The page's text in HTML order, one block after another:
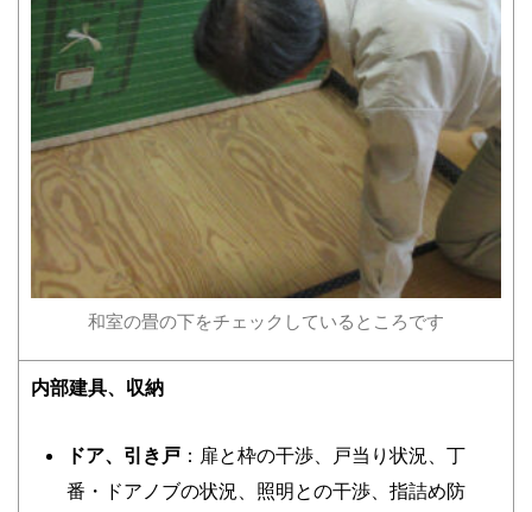
和室の畳の下をチェックしているところです
内部建具、収納
ドア、引き戸 ：扉と枠の干渉、戸当り状況、丁
番・ドアノブの状況、照明との干渉、指詰め防